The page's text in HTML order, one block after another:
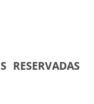
RESERVADAS